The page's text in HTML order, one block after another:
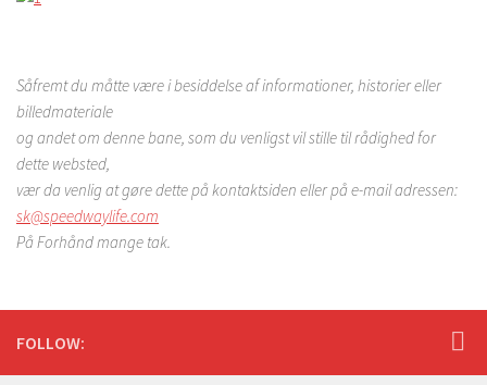
Såfremt du måtte være i besiddelse af informationer, historier eller
billedmateriale
og andet om denne bane, som du venligst vil stille til rådighed for
dette websted,
vær da venlig at gøre dette på kontaktsiden eller på e-mail adressen:
sk@speedwaylife.com
På Forhånd mange tak.
FOLLOW: